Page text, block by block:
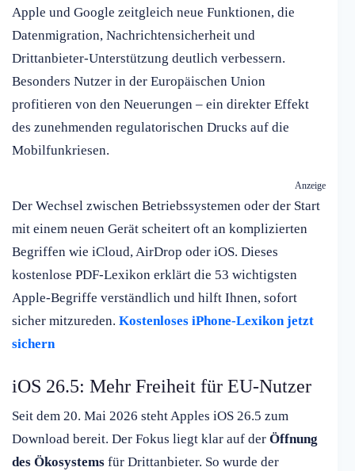
Apple und Google zeitgleich neue Funktionen, die
Datenmigration, Nachrichtensicherheit und
Drittanbieter-Unterstützung deutlich verbessern.
Besonders Nutzer in der Europäischen Union
profitieren von den Neuerungen – ein direkter Effekt
des zunehmenden regulatorischen Drucks auf die
Mobilfunkriesen.
Anzeige
Der Wechsel zwischen Betriebssystemen oder der Start
mit einem neuen Gerät scheitert oft an komplizierten
Begriffen wie iCloud, AirDrop oder iOS. Dieses
kostenlose PDF-Lexikon erklärt die 53 wichtigsten
Apple-Begriffe verständlich und hilft Ihnen, sofort
sicher mitzureden. Kostenloses iPhone-Lexikon jetzt
sichern
iOS 26.5: Mehr Freiheit für EU-Nutzer
Seit dem 20. Mai 2026 steht Apples iOS 26.5 zum
Download bereit. Der Fokus liegt klar auf der Öffnung
des Ökosystems für Drittanbieter. So wurde der